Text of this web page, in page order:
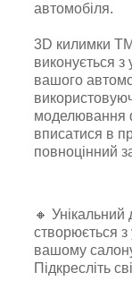
автомобіля.
3D килимки
виконується з
вашого
моделювання
вписатися в
повноцінний
🔸
створюється
вашому
Підкресліть